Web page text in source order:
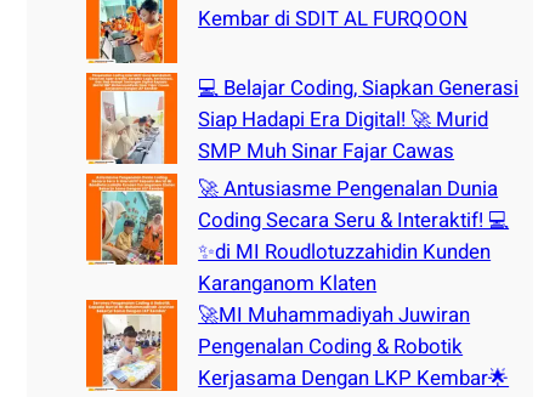
Kembar di SDIT AL FURQOON
💻 Belajar Coding, Siapkan Generasi
Siap Hadapi Era Digital! 🚀 Murid
SMP Muh Sinar Fajar Cawas
🚀 Antusiasme Pengenalan Dunia
Coding Secara Seru & Interaktif! 💻
✨di MI Roudlotuzzahidin Kunden
Karanganom Klaten
🚀MI Muhammadiyah Juwiran
Pengenalan Coding & Robotik
Kerjasama Dengan LKP Kembar🌟